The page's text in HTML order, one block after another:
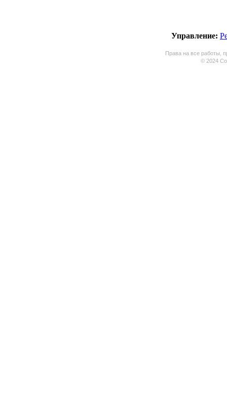
Управление:
Права на все работы,
© 2024